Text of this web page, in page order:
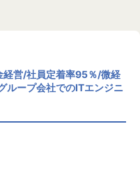
経営/社員定着率95％/微経
ループ会社でのITエンジニ